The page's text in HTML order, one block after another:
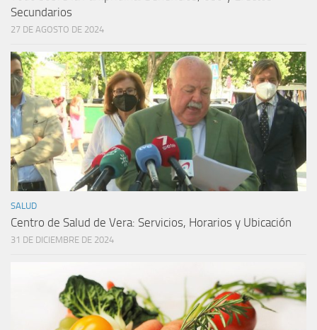
Secundarios
27 DE AGOSTO DE 2024
SALUD
Centro de Salud de Vera: Servicios, Horarios y Ubicación
31 DE DICIEMBRE DE 2024